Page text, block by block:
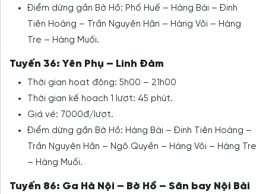
Điểm dừng gần Bờ Hồ: Phố Huế – Hàng Bài – Đinh
Tiên Hoàng – Trần Nguyên Hãn – Hàng Vôi – Hàng
Tre – Hàng Muối.
Tuyến 36: Yên Phụ – Linh Đàm
Thời gian hoạt động: 5h00 – 21h00
Thời gian kế hoạch 1 lượt: 45 phút.
Giá vé: 7000đ/lượt.
Điểm dừng gần Bờ Hồ: Hàng Bài – Đinh Tiên Hoàng –
Trần Nguyên Hãn – Ngô Quyền – Hàng Vôi – Hàng Tre
– Hàng Muối.
Tuyến 86: Ga Hà Nội – Bờ Hồ – Sân bay Nội Bài